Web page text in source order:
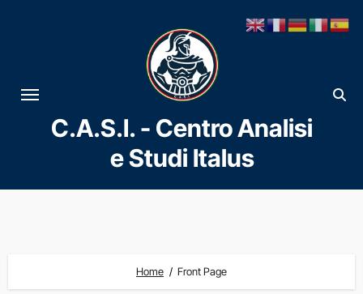
al
contenuto
C.A.S.I. - Centro Analisi
e Studi Italus
Home Front Page